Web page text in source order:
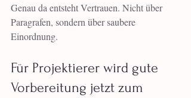
Genau da entsteht Vertrauen. Nicht über
Paragrafen, sondern über saubere
Einordnung.
Für Projektierer wird gute
Vorbereitung jetzt zum